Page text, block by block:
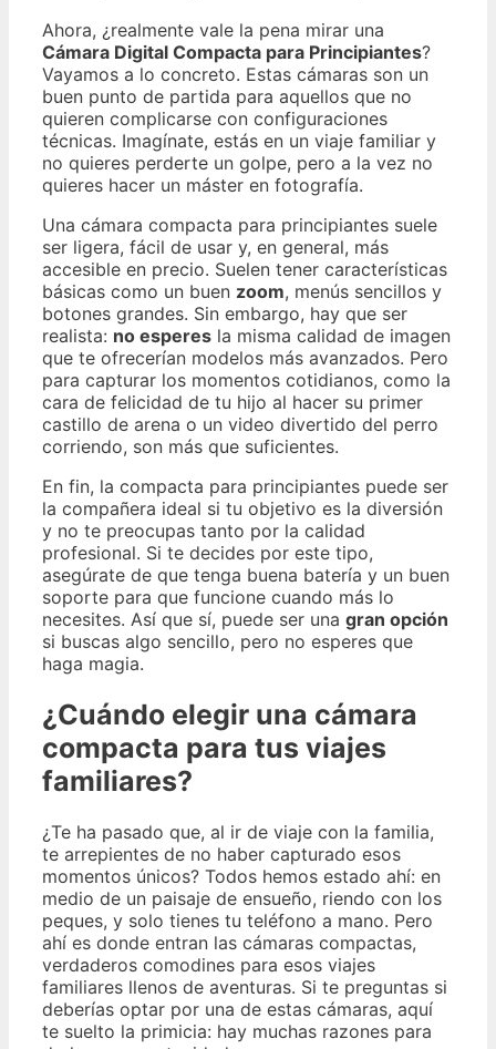
Ahora, ¿realmente vale la pena mirar una
Cámara Digital Compacta para Principiantes?
Vayamos a lo concreto. Estas cámaras son un
buen punto de partida para aquellos que no
quieren complicarse con configuraciones
técnicas. Imagínate, estás en un viaje familiar y
no quieres perderte un golpe, pero a la vez no
quieres hacer un máster en fotografía.
Una cámara compacta para principiantes suele
ser ligera, fácil de usar y, en general, más
accesible en precio. Suelen tener características
básicas como un buen zoom, menús sencillos y
botones grandes. Sin embargo, hay que ser
realista: no esperes la misma calidad de imagen
que te ofrecerían modelos más avanzados. Pero
para capturar los momentos cotidianos, como la
cara de felicidad de tu hijo al hacer su primer
castillo de arena o un video divertido del perro
corriendo, son más que suficientes.
En fin, la compacta para principiantes puede ser
la compañera ideal si tu objetivo es la diversión
y no te preocupas tanto por la calidad
profesional. Si te decides por este tipo,
asegúrate de que tenga buena batería y un buen
soporte para que funcione cuando más lo
necesites. Así que sí, puede ser una gran opción
si buscas algo sencillo, pero no esperes que
haga magia.
¿Cuándo elegir una cámara
compacta para tus viajes
familiares?
¿Te ha pasado que, al ir de viaje con la familia,
te arrepientes de no haber capturado esos
momentos únicos? Todos hemos estado ahí: en
medio de un paisaje de ensueño, riendo con los
peques, y solo tienes tu teléfono a mano. Pero
ahí es donde entran las cámaras compactas,
verdaderos comodines para esos viajes
familiares llenos de aventuras. Si te preguntas si
deberías optar por una de estas cámaras, aquí
te suelto la primicia: hay muchas razones para